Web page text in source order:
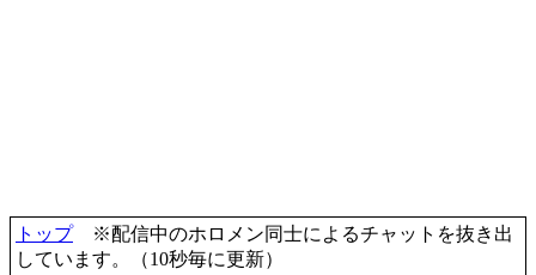
トップ※配信中のホロメン同士によるチャットを抜き出
しています。（10秒毎に更新）